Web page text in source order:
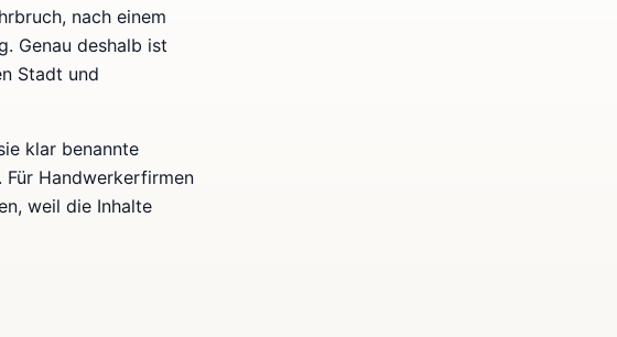
nach einem
Genau deshalb ist
Stadt und
klar benannte
Handwerkerfirmen
weil die Inhalte